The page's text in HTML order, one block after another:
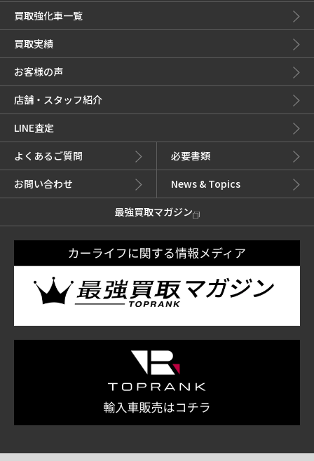
買取強化車一覧
買取実績
お客様の声
店舗・スタッフ紹介
LINE査定
よくあるご質問
必要書類
お問い合わせ
News & Topics
最強買取マガジン